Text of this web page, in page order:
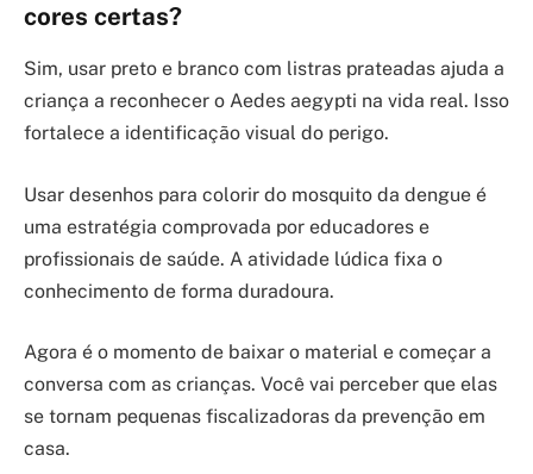
cores certas?
Sim, usar preto e branco com listras prateadas ajuda a
criança a reconhecer o Aedes aegypti na vida real. Isso
fortalece a identificação visual do perigo.
Usar desenhos para colorir do mosquito da dengue é
uma estratégia comprovada por educadores e
profissionais de saúde. A atividade lúdica fixa o
conhecimento de forma duradoura.
Agora é o momento de baixar o material e começar a
conversa com as crianças. Você vai perceber que elas
se tornam pequenas fiscalizadoras da prevenção em
casa.